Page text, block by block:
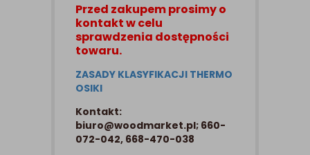
Przed zakupem prosimy o
kontakt w celu
sprawdzenia dostępności
towaru.
ZASADY KLASYFIKACJI THERMO
OSIKI
Kontakt:
biuro@woodmarket.pl; 660-
072-042, 668-470-038